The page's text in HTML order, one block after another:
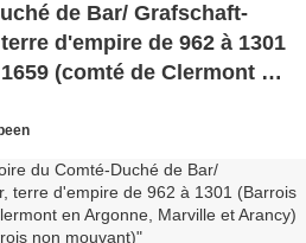
de Bar/ Grafschaft-
d'empire de 962 à 1301
(Longwy) à